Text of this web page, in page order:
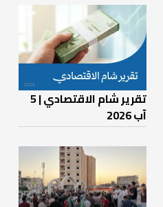
تقرير شام الاقتصادي | 5
آب 2026